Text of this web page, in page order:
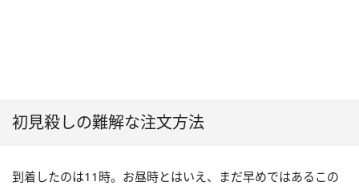
初見殺しの難解な注文方法
到着したのは11 時。お昼時とはいえ、まだ早めではあるこの